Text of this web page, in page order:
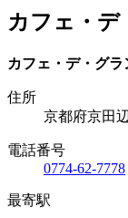
カフェ・デ
カフェ・デ・グラ
住所
京都府京田
電話番号
0774-62-7778
最寄駅